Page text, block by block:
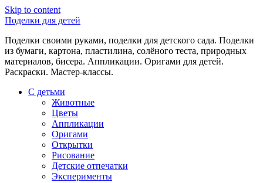
Skip to content
Поделки для детей
Поделки своими руками, поделки для детского сада. Поделки
из бумаги, картона, пластилина, солёного теста, природных
материалов, бисера. Аппликации. Оригами для детей.
Раскраски. Мастер-классы.
С детьми
Животные
Цветы
Аппликации
Оригами
Открытки
Рисование
Детские отпечатки
Эксперименты